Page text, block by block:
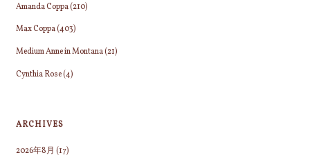
Amanda Coppa(210)
Max Coppa(403)
Medium Anne in Montana(21)
Cynthia Rose(4)
ARCHIVES
2026年8月 (17)